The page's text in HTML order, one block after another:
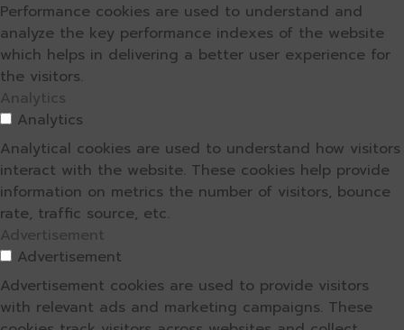
Performance cookies are used to understand and
analyze the key performance indexes of the website
which helps in delivering a better user experience for
the visitors.
Analytics
Analytics
Analytical cookies are used to understand how visitors
interact with the website. These cookies help provide
information on metrics the number of visitors, bounce
rate, traffic source, etc.
Advertisement
Advertisement
Advertisement cookies are used to provide visitors
with relevant ads and marketing campaigns. These